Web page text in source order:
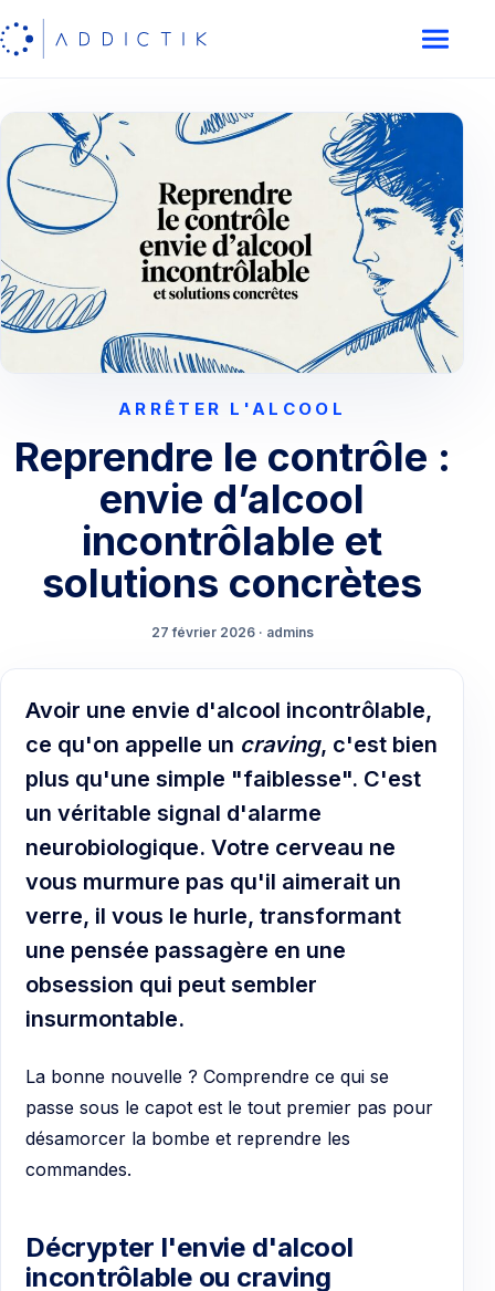
ARRÊTER L'ALCOOL
Reprendre le contrôle :
envie d’alcool
incontrôlable et
solutions concrètes
27 février 2026 · admins
Avoir une envie d'alcool incontrôlable,
ce qu'on appelle un craving, c'est bien
plus qu'une simple "faiblesse". C'est
un véritable signal d'alarme
neurobiologique. Votre cerveau ne
vous murmure pas qu'il aimerait un
verre, il vous le hurle, transformant
une pensée passagère en une
obsession qui peut sembler
insurmontable.
La bonne nouvelle ? Comprendre ce qui se
passe sous le capot est le tout premier pas pour
désamorcer la bombe et reprendre les
commandes.
Décrypter l'envie d'alcool
incontrôlable ou craving